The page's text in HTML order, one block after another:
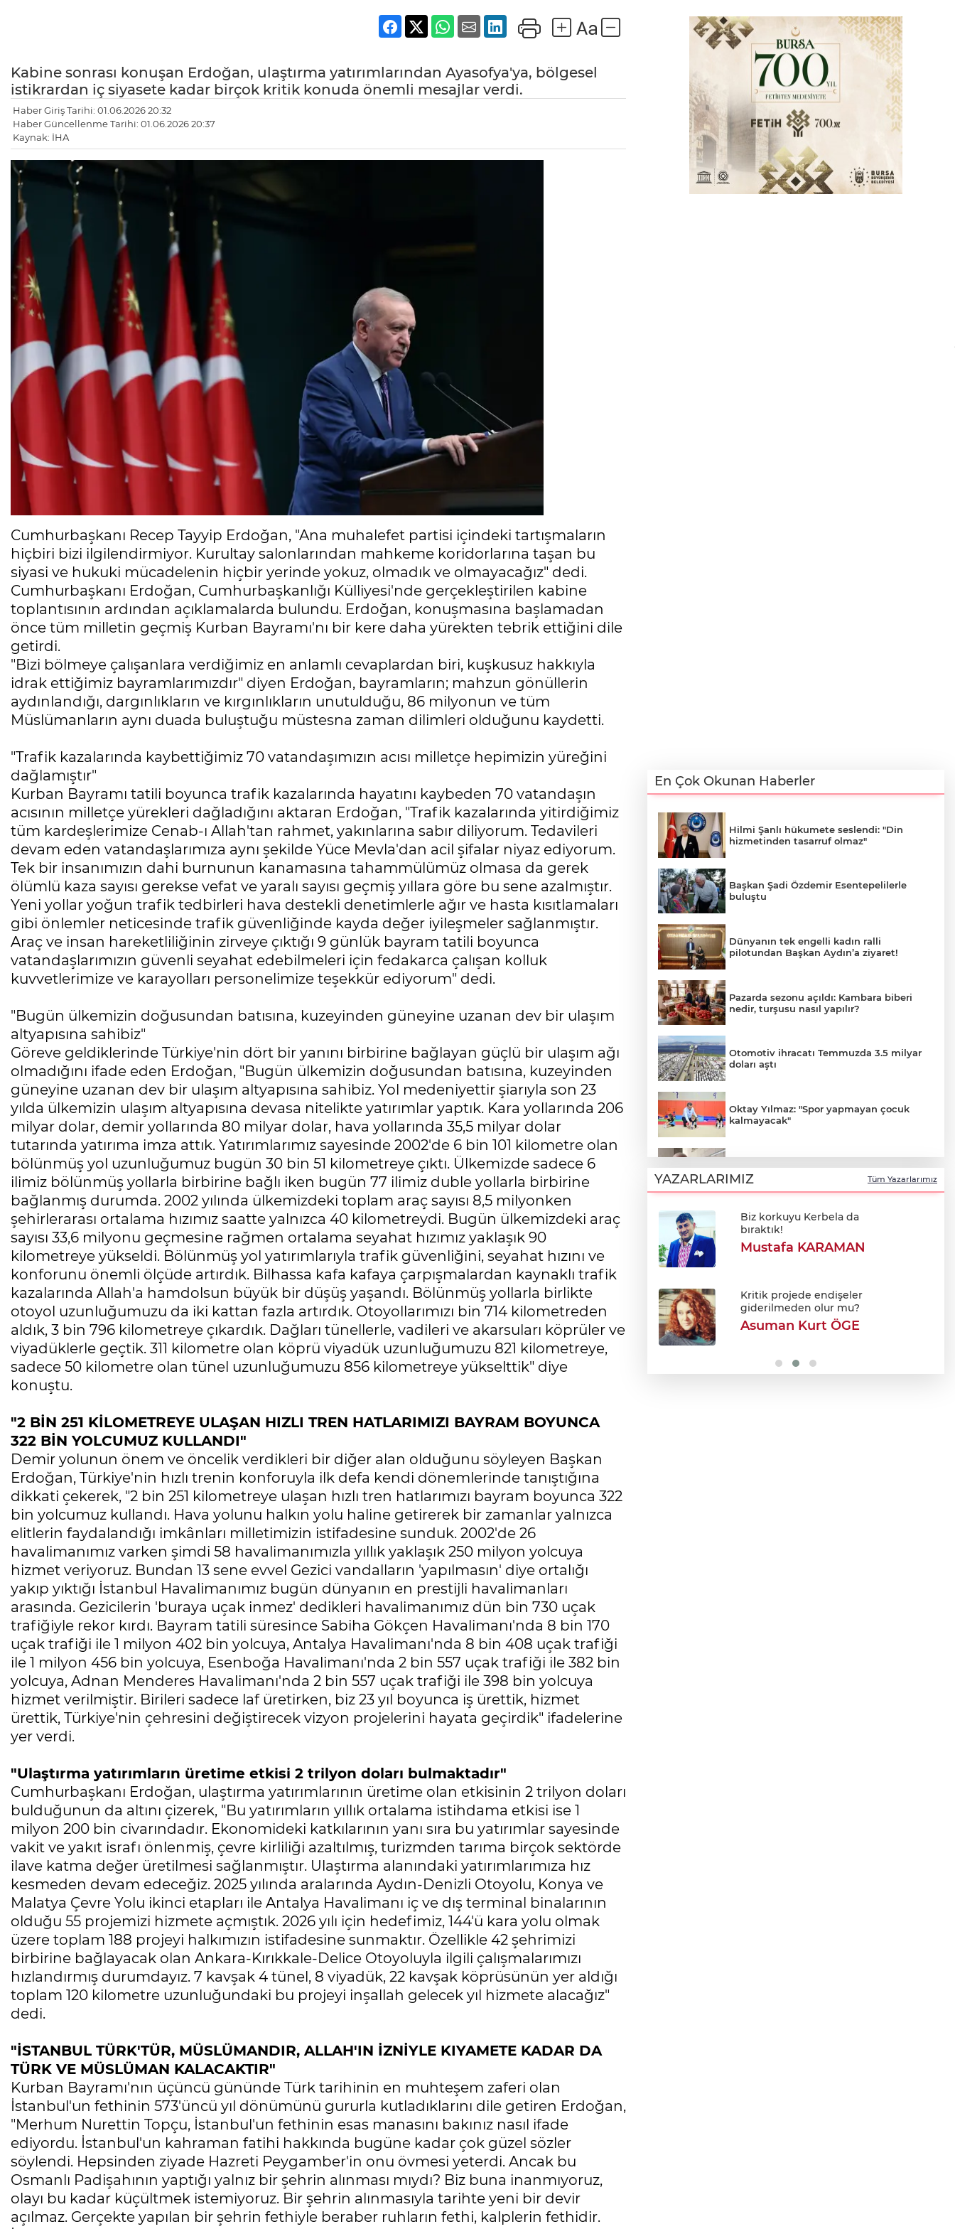
Kabine sonrası konuşan Erdoğan, ulaştırma yatırımlarından Ayasofya'ya, bölgesel
istikrardan iç siyasete kadar birçok kritik konuda önemli mesajlar verdi.
Haber Giriş Tarihi: 01.06.2026 20:32
Haber Güncellenme Tarihi: 01.06.2026 20:37
Kaynak: İHA
Cumhurbaşkanı Recep Tayyip Erdoğan, "Ana muhalefet partisi içindeki tartışmaların
hiçbiri bizi ilgilendirmiyor. Kurultay salonlarından mahkeme koridorlarına taşan bu
siyasi ve hukuki mücadelenin hiçbir yerinde yokuz, olmadık ve olmayacağız" dedi.
Cumhurbaşkanı Erdoğan, Cumhurbaşkanlığı Külliyesi'nde gerçekleştirilen kabine
toplantısının ardından açıklamalarda bulundu. Erdoğan, konuşmasına başlamadan
önce tüm milletin geçmiş Kurban Bayramı'nı bir kere daha yürekten tebrik ettiğini dile
getirdi.
"Bizi bölmeye çalışanlara verdiğimiz en anlamlı cevaplardan biri, kuşkusuz hakkıyla
idrak ettiğimiz bayramlarımızdır" diyen Erdoğan, bayramların; mahzun gönüllerin
aydınlandığı, dargınlıkların ve kırgınlıkların unutulduğu, 86 milyonun ve tüm
Müslümanların aynı duada buluştuğu müstesna zaman dilimleri olduğunu kaydetti.
"Trafik kazalarında kaybettiğimiz 70 vatandaşımızın acısı milletçe hepimizin yüreğini
dağlamıştır"
Kurban Bayramı tatili boyunca trafik kazalarında hayatını kaybeden 70 vatandaşın
acısının milletçe yürekleri dağladığını aktaran Erdoğan, "Trafik kazalarında yitirdiğimiz
tüm kardeşlerimize Cenab-ı Allah'tan rahmet, yakınlarına sabır diliyorum. Tedavileri
devam eden vatandaşlarımıza aynı şekilde Yüce Mevla'dan acil şifalar niyaz ediyorum.
Tek bir insanımızın dahi burnunun kanamasına tahammülümüz olmasa da gerek
ölümlü kaza sayısı gerekse vefat ve yaralı sayısı geçmiş yıllara göre bu sene azalmıştır.
Yeni yollar yoğun trafik tedbirleri hava destekli denetimlerle ağır ve hasta kısıtlamaları
gibi önlemler neticesinde trafik güvenliğinde kayda değer iyileşmeler sağlanmıştır.
Araç ve insan hareketliliğinin zirveye çıktığı 9 günlük bayram tatili boyunca
vatandaşlarımızın güvenli seyahat edebilmeleri için fedakarca çalışan kolluk
kuvvetlerimize ve karayolları personelimize teşekkür ediyorum" dedi.
"Bugün ülkemizin doğusundan batısına, kuzeyinden güneyine uzanan dev bir ulaşım
altyapısına sahibiz"
Göreve geldiklerinde Türkiye'nin dört bir yanını birbirine bağlayan güçlü bir ulaşım ağı
olmadığını ifade eden Erdoğan, "Bugün ülkemizin doğusundan batısına, kuzeyinden
güneyine uzanan dev bir ulaşım altyapısına sahibiz. Yol medeniyettir şiarıyla son 23
yılda ülkemizin ulaşım altyapısına devasa nitelikte yatırımlar yaptık. Kara yollarında 206
milyar dolar, demir yollarında 80 milyar dolar, hava yollarında 35,5 milyar dolar
tutarında yatırıma imza attık. Yatırımlarımız sayesinde 2002'de 6 bin 101 kilometre olan
bölünmüş yol uzunluğumuz bugün 30 bin 51 kilometreye çıktı. Ülkemizde sadece 6
ilimiz bölünmüş yollarla birbirine bağlı iken bugün 77 ilimiz duble yollarla birbirine
bağlanmış durumda. 2002 yılında ülkemizdeki toplam araç sayısı 8,5 milyonken
şehirlerarası ortalama hızımız saatte yalnızca 40 kilometreydi. Bugün ülkemizdeki araç
sayısı 33,6 milyonu geçmesine rağmen ortalama seyahat hızımız yaklaşık 90
kilometreye yükseldi. Bölünmüş yol yatırımlarıyla trafik güvenliğini, seyahat hızını ve
konforunu önemli ölçüde artırdık. Bilhassa kafa kafaya çarpışmalardan kaynaklı trafik
kazalarında Allah'a hamdolsun büyük bir düşüş yaşandı. Bölünmüş yollarla birlikte
otoyol uzunluğumuzu da iki kattan fazla artırdık. Otoyollarımızı bin 714 kilometreden
aldık, 3 bin 796 kilometreye çıkardık. Dağları tünellerle, vadileri ve akarsuları köprüler ve
viyadüklerle geçtik. 311 kilometre olan köprü viyadük uzunluğumuzu 821 kilometreye,
sadece 50 kilometre olan tünel uzunluğumuzu 856 kilometreye yükselttik" diye
konuştu.
"2 BİN 251 KİLOMETREYE ULAŞAN HIZLI TREN HATLARIMIZI BAYRAM BOYUNCA
322 BİN YOLCUMUZ KULLANDI"
Demir yolunun önem ve öncelik verdikleri bir diğer alan olduğunu söyleyen Başkan
Erdoğan, Türkiye'nin hızlı trenin konforuyla ilk defa kendi dönemlerinde tanıştığına
dikkati çekerek, "2 bin 251 kilometreye ulaşan hızlı tren hatlarımızı bayram boyunca 322
bin yolcumuz kullandı. Hava yolunu halkın yolu haline getirerek bir zamanlar yalnızca
elitlerin faydalandığı imkânları milletimizin istifadesine sunduk. 2002'de 26
havalimanımız varken şimdi 58 havalimanımızla yıllık yaklaşık 250 milyon yolcuya
hizmet veriyoruz. Bundan 13 sene evvel Gezici vandalların 'yapılmasın' diye ortalığı
yakıp yıktığı İstanbul Havalimanımız bugün dünyanın en prestijli havalimanları
arasında. Gezicilerin 'buraya uçak inmez' dedikleri havalimanımız dün bin 730 uçak
trafiğiyle rekor kırdı. Bayram tatili süresince Sabiha Gökçen Havalimanı'nda 8 bin 170
uçak trafiği ile 1 milyon 402 bin yolcuya, Antalya Havalimanı'nda 8 bin 408 uçak trafiği
ile 1 milyon 456 bin yolcuya, Esenboğa Havalimanı'nda 2 bin 557 uçak trafiği ile 382 bin
yolcuya, Adnan Menderes Havalimanı'nda 2 bin 557 uçak trafiği ile 398 bin yolcuya
hizmet verilmiştir. Birileri sadece laf üretirken, biz 23 yıl boyunca iş ürettik, hizmet
ürettik, Türkiye'nin çehresini değiştirecek vizyon projelerini hayata geçirdik" ifadelerine
yer verdi.
"Ulaştırma yatırımların üretime etkisi 2 trilyon doları bulmaktadır"
Cumhurbaşkanı Erdoğan, ulaştırma yatırımlarının üretime olan etkisinin 2 trilyon doları
bulduğunun da altını çizerek, "Bu yatırımların yıllık ortalama istihdama etkisi ise 1
milyon 200 bin civarındadır. Ekonomideki katkılarının yanı sıra bu yatırımlar sayesinde
vakit ve yakıt israfı önlenmiş, çevre kirliliği azaltılmış, turizmden tarıma birçok sektörde
ilave katma değer üretilmesi sağlanmıştır. Ulaştırma alanındaki yatırımlarımıza hız
kesmeden devam edeceğiz. 2025 yılında aralarında Aydın-Denizli Otoyolu, Konya ve
Malatya Çevre Yolu ikinci etapları ile Antalya Havalimanı iç ve dış terminal binalarının
olduğu 55 projemizi hizmete açmıştık. 2026 yılı için hedefimiz, 144'ü kara yolu olmak
üzere toplam 188 projeyi halkımızın istifadesine sunmaktır. Özellikle 42 şehrimizi
birbirine bağlayacak olan Ankara-Kırıkkale-Delice Otoyoluyla ilgili çalışmalarımızı
hızlandırmış durumdayız. 7 kavşak 4 tünel, 8 viyadük, 22 kavşak köprüsünün yer aldığı
toplam 120 kilometre uzunluğundaki bu projeyi inşallah gelecek yıl hizmete alacağız"
dedi.
"İSTANBUL TÜRK'TÜR, MÜSLÜMANDIR, ALLAH'IN İZNİYLE KIYAMETE KADAR DA
TÜRK VE MÜSLÜMAN KALACAKTIR"
Kurban Bayramı'nın üçüncü gününde Türk tarihinin en muhteşem zaferi olan
İstanbul'un fethinin 573'üncü yıl dönümünü gururla kutladıklarını dile getiren Erdoğan,
"Merhum Nurettin Topçu, İstanbul'un fethinin esas manasını bakınız nasıl ifade
ediyordu. İstanbul'un kahraman fatihi hakkında bugüne kadar çok güzel sözler
söylendi. Hepsinden ziyade Hazreti Peygamber'in onu övmesi yeterdi. Ancak bu
Osmanlı Padişahının yaptığı yalnız bir şehrin alınması mıydı? Biz buna inanmıyoruz,
olayı bu kadar küçültmek istemiyoruz. Bir şehrin alınmasıyla tarihte yeni bir devir
açılmaz. Gerçekte yapılan bir şehrin fethiyle beraber ruhların fethi, kalplerin fethidir.
En Çok Okunan Haberler
Hilmi Şanlı hükumete seslendi: "Din
hizmetinden tasarruf olmaz"
Başkan Şadi Özdemir Esentepelilerle
buluştu
Dünyanın tek engelli kadın ralli
pilotundan Başkan Aydın’a ziyaret!
Pazarda sezonu açıldı: Kambara biberi
nedir, turşusu nasıl yapılır?
Otomotiv ihracatı Temmuzda 3.5 milyar
doları aştı
Oktay Yılmaz: "Spor yapmayan çocuk
kalmayacak"
aklımın ucundan bile geçmez"
UNESCO Dünya Mirası Cumalıkızık’ta 10
günlük program sona erdi
Şehir Hastanesi'nde otopark çilesi
YAZARLARIMIZ Tüm Yazarlarımız
Mesele çöp değil, Bursa'nın
geleceği
Sibel BARUTCU
Ölüyor!
Uğur Ozan Özen
Cihanşümul aptallık!
Abdullah ULUYURT
Gölgelerin anlamı!
İbrahim ÖGE
Biz korkuyu Kerbela da
bıraktık!
Mustafa KARAMAN
Kritik projede endişeler
giderilmeden olur mu?
Asuman Kurt ÖGE